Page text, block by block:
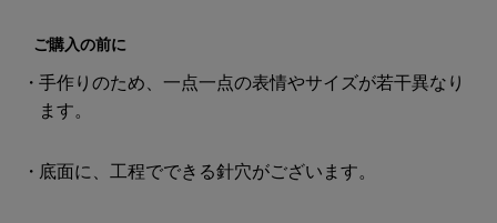
ご購入の前に
手作りのため、一点一点の表情やサイズが若干異なり
ます。
底面に、工程でできる針穴がございます。